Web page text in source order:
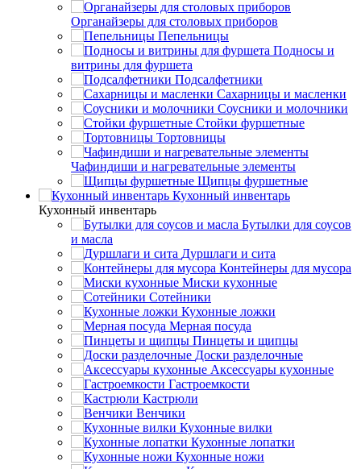
Органайзеры для столовых приборов
Пепельницы
Подносы и
витрины для фуршета
Подсалфетники
Сахарницы и масленки
Соусники и молочники
Стойки фуршетные
Тортовницы
Чафиндиши и нагревательные элементы
Щипцы фуршетные
Кухонный инвентарь
Кухонный инвентарь
Бутылки для соусов
и масла
Дуршлаги и сита
Контейнеры для мусора
Миски кухонные
Сотейники
Кухонные ложки
Мерная посуда
Пинцеты и щипцы
Доски разделочные
Аксессуары кухонные
Гастроемкости
Кастрюли
Венчики
Кухонные вилки
Кухонные лопатки
Кухонные ножи